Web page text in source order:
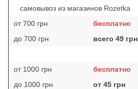
самовывоз из магазинов Rozetka
от 700 грн
бесплатно
до 700 грн
всего 49 грн
от 1000 грн
бесплатно
до 1000 грн
от 45 грн